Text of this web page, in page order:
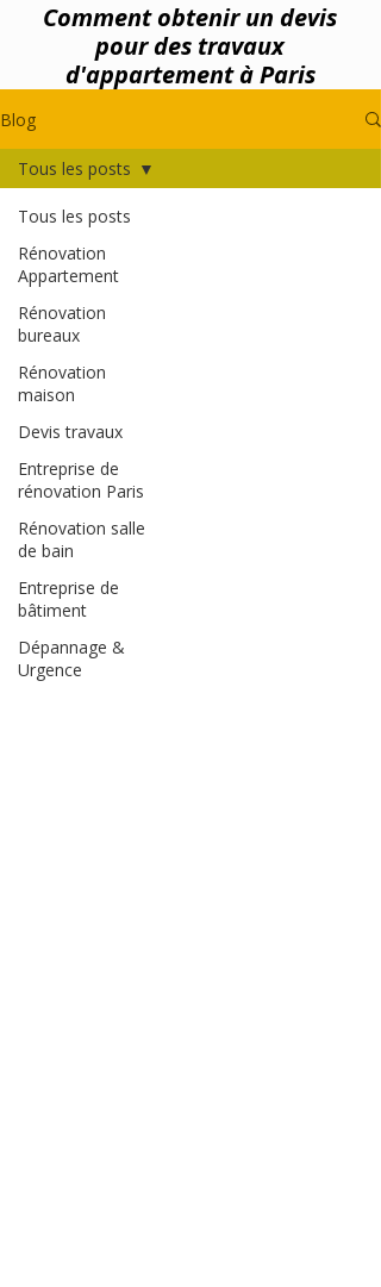
Comment obtenir un devis
pour des travaux
d'appartement à Paris
Blog
Tous les posts
Rénovation
Appartement
Rénovation
bureaux
Rénovation
maison
Devis travaux
Entreprise de
rénovation Paris
Rénovation salle
de bain
Entreprise de
bâtiment
Dépannage &
Urgence
Tous les posts